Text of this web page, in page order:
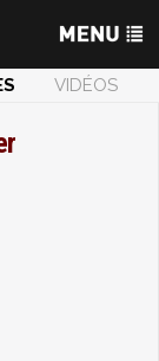
VIDÉOS